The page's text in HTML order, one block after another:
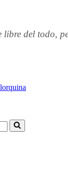
libre del todo,